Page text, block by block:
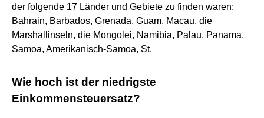
der folgende 17 Länder und Gebiete zu finden waren:
Bahrain, Barbados, Grenada, Guam, Macau, die
Marshallinseln, die Mongolei, Namibia, Palau, Panama,
Samoa, Amerikanisch-Samoa, St.
Wie hoch ist der niedrigste
Einkommensteuersatz?